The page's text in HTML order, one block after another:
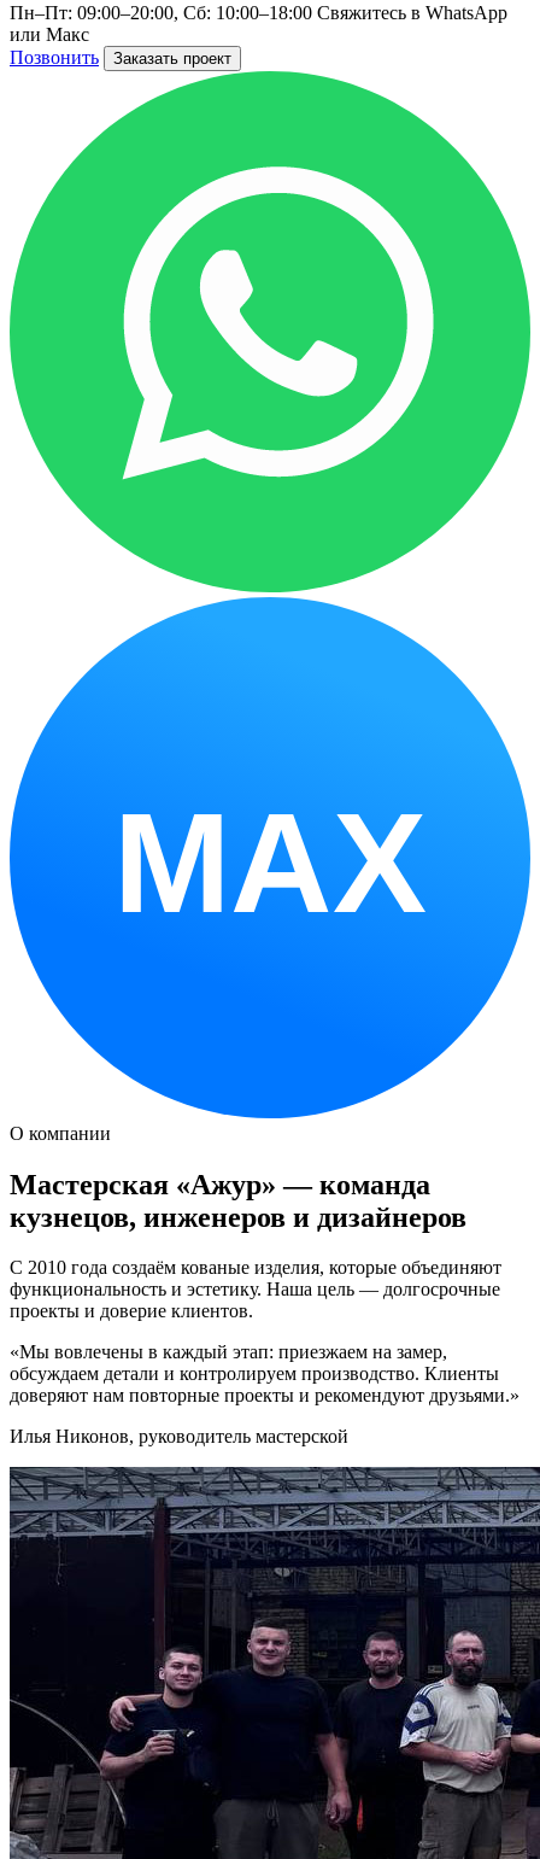
Пн–Пт: 09:00–20:00, Сб: 10:00–18:00 Свяжитесь в WhatsApp
или Макс
Позвонить
Заказать проект
MAX
О компании
Мастерская «Ажур» — команда
кузнецов, инженеров и дизайнеров
С 2010 года создаём кованые изделия, которые объединяют
функциональность и эстетику. Наша цель — долгосрочные
проекты и доверие клиентов.
«Мы вовлечены в каждый этап: приезжаем на замер,
обсуждаем детали и контролируем производство. Клиенты
доверяют нам повторные проекты и рекомендуют друзьями.»
Илья Никонов, руководитель мастерской